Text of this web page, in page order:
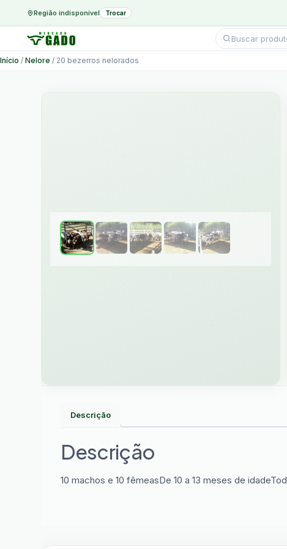
Região indisponível Trocar
Pesquisar
produtos
Ir
Início / Nelore / 20 bezerros nelorados
Descrição
Descrição
10 machos e 10 fêmeasDe 10 a 13 meses de